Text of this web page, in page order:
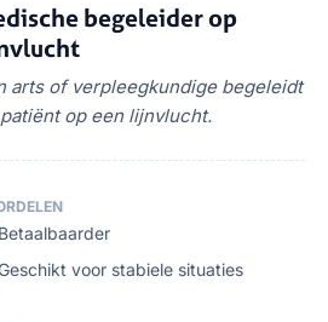
begeleider op
arts of verpleegkundige begeleidt
op een lijnvlucht.
Betaalbaarder
voor stabiele situaties